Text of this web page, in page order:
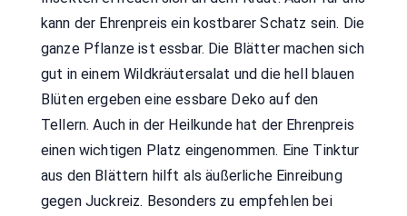
kann der Ehrenpreis ein kostbarer Schatz sein. Die
ganze Pflanze ist essbar. Die Blätter machen sich
gut in einem Wildkräutersalat und die hell blauen
Blüten ergeben eine essbare Deko auf den
Tellern. Auch in der Heilkunde hat der Ehrenpreis
einen wichtigen Platz eingenommen. Eine Tinktur
aus den Blättern hilft als äußerliche Einreibung
gegen Juckreiz. Besonders zu empfehlen bei